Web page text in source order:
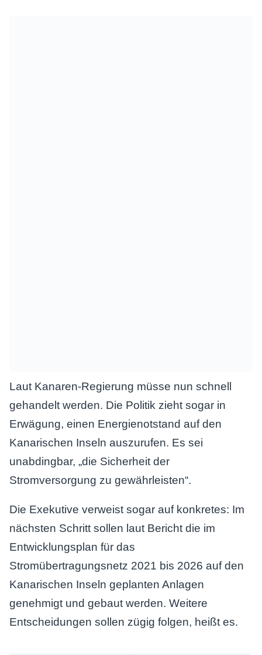
Laut Kanaren-Regierung müsse nun schnell
gehandelt werden. Die Politik zieht sogar in
Erwägung, einen Energienotstand auf den
Kanarischen Inseln auszurufen. Es sei
unabdingbar, „die Sicherheit der
Stromversorgung zu gewährleisten“.
Die Exekutive verweist sogar auf konkretes: Im
nächsten Schritt sollen laut Bericht die im
Entwicklungsplan für das
Stromübertragungsnetz 2021 bis 2026 auf den
Kanarischen Inseln geplanten Anlagen
genehmigt und gebaut werden. Weitere
Entscheidungen sollen zügig folgen, heißt es.